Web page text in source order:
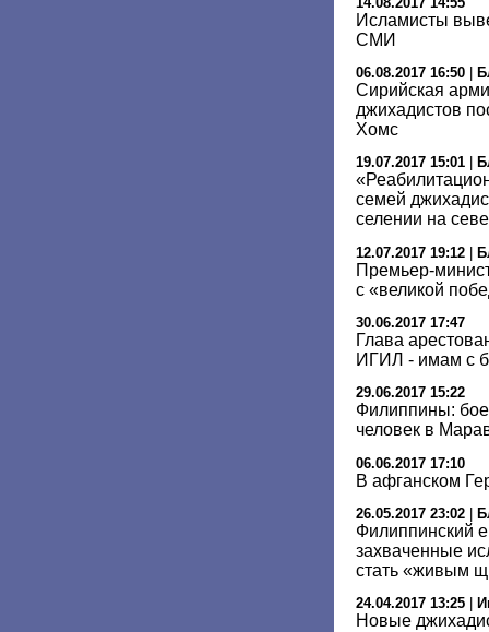
Исламисты
СМИ
06.08.2017 16:50
Сирийская
джихадистов
Хомс
19.07.2017 15:01
семей
селении на
12.07.2017 19:12 |
Премьер-
с «великой
30.06.2017 17:47
Глава
ИГИЛ - имам с
29.06.2017 15:22
Филиппины:
человек в
06.06.2017 17:10
В афганском
26.05.2017 23:02
Филиппинский
захваченные
стать «живым
24.04.2017 13:25
Новые